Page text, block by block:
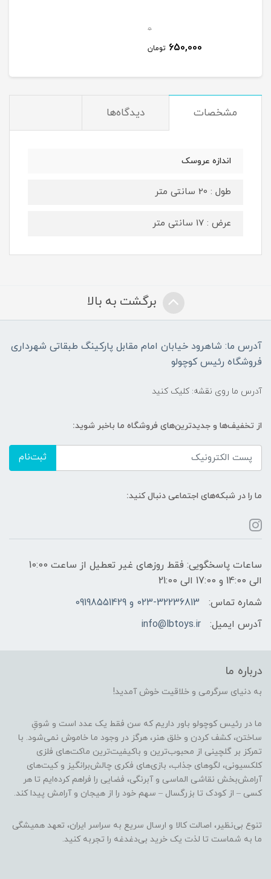
0
650,000 تومان
مشخصات دیدگاه‌ها
اندازه عروسک
طول : 20 سانتی متر
عرض : 17 سانتی متر
برگشت به بالا
آدرس ما: شاهرود خیابان امام مقابل پارکینگ طبقاتی شهرداری
فروشگاه رئیس کوچولو
آدرس ما روی نقشه: کلیک کنید
از تخفیف‌ها و جدیدترین‌های فروشگاه ما باخبر شوید:
ثبت‌نام
ما را در شبکه‌های اجتماعی دنبال کنید:
ساعات پاسخگویی: فقط روزهای غیر تعطیل از ساعت 10:00
الی 14:00 و 17:00 الی 21:00
شماره تماس:
023-32236813 و 09198551429
آدرس ایمیل:
info@lbtoys.ir
درباره ما
به دنیای سرگرمی و خلاقیت خوش آمدید!
ما در رئیس کوچولو باور داریم که سن فقط یک عدد است و شوقِ
ساختن، کشف کردن و خلق هنر، هرگز در وجود ما خاموش نمی‌شود. با
تمرکز بر گلچینی از محبوب‌ترین و باکیفیت‌ترین ماکت‌های فلزی
کلکسیونی، لگوهای جذاب، بازی‌های فکری چالش‌برانگیز و کیت‌های
آرامش‌بخش نقاشی الماسی و آبرنگی، فضایی را فراهم کرده‌ایم تا هر
کسی – از کودک تا بزرگسال – سهم خود را از هیجان و آرامش پیدا کند.
تنوع بی‌نظیر، اصالت کالا و ارسال سریع به سراسر ایران، تعهد همیشگی
ما به شماست تا لذت یک خرید بی‌دغدغه را تجربه کنید.